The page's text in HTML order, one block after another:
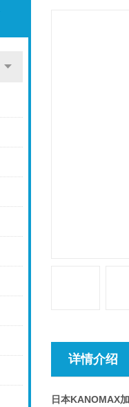
详情介绍
日本KANOMAX